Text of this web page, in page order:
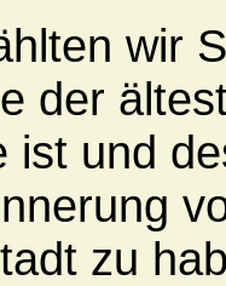
wir
der
ist und
zu